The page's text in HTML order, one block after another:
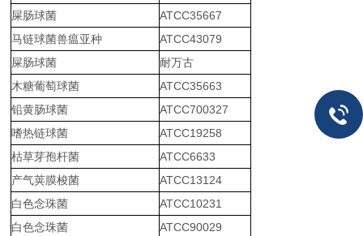
屎肠球菌
ATCC35667
马链球菌兽瘟亚种
ATCC43079
屎肠球菌
耐万古
木糖葡萄球菌
ATCC35663
铅黄肠球菌
ATCC700327
嗜热链球菌
ATCC19258
枯草芽孢杆菌
ATCC6633
产气荚膜梭菌
ATCC13124
白色念珠菌
ATCC10231
白色念珠菌
ATCC90029